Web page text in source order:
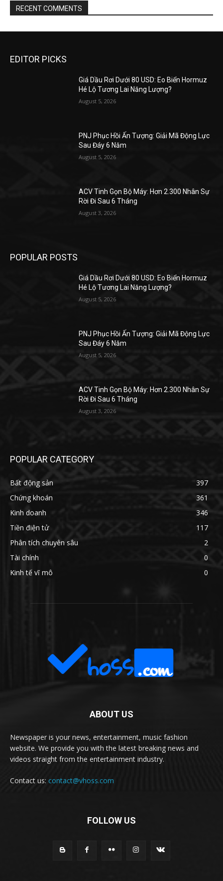
RECENT COMMENTS
EDITOR PICKS
Giá Dầu Rơi Dưới 80 USD: Eo Biển Hormuz
Hé Lộ Tương Lai Năng Lượng?
August 5, 2026
PNJ Phục Hồi Ấn Tượng: Giải Mã Động Lực
Sau Đáy 6 Năm
August 5, 2026
ACV Tinh Gọn Bộ Máy: Hơn 2.300 Nhân Sự
Rời Đi Sau 6 Tháng
August 3, 2026
POPULAR POSTS
Giá Dầu Rơi Dưới 80 USD: Eo Biển Hormuz
Hé Lộ Tương Lai Năng Lượng?
August 5, 2026
PNJ Phục Hồi Ấn Tượng: Giải Mã Động Lực
Sau Đáy 6 Năm
August 5, 2026
ACV Tinh Gọn Bộ Máy: Hơn 2.300 Nhân Sự
Rời Đi Sau 6 Tháng
August 3, 2026
POPULAR CATEGORY
Bất động sản
397
Chứng khoán
361
Kinh doanh
346
Tiền điện tử
117
Phân tích chuyên sâu
2
Tài chính
0
Kinh tế vĩ mô
0
ABOUT US
Newspaper is your news, entertainment, music fashion
website. We provide you with the latest breaking news and
videos straight from the entertainment industry.
Contact us: contact@vhoss.com
FOLLOW US